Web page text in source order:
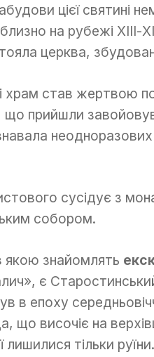
цієї святині
на рубежі ХІІІ-
церква,
храм став жертвою
прийшли
сусідує з
собором.
якою знайомлять
є
в епоху
що височіє на
лишилися тільки